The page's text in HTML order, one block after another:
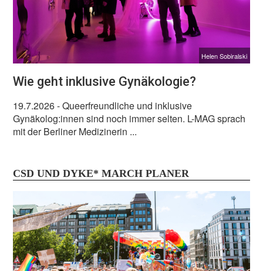
Helen Sobiralski
Wie geht inklusive Gynäkologie?
19.7.2026- Queerfreundliche und inklusive
Gynäkolog:innen sind noch immer selten. L-MAG sprach
mit der Berliner Medizinerin ...
CSD UND DYKE* MARCH PLANER